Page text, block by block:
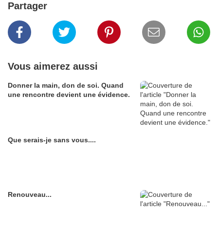
Partager
Vous aimerez aussi
Donner la main, don de soi. Quand
une rencontre devient une évidence.
Que serais-je sans vous....
Renouveau...